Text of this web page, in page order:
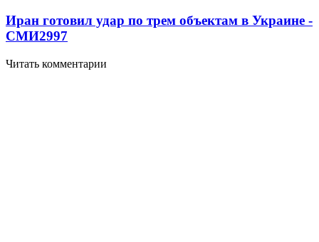
Иран готовил удар по трем объектам в Украине -
СМИ2997
Читать комментарии